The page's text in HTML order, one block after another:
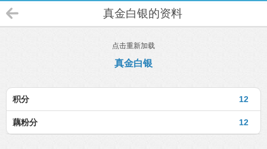
真金白银的资料
点击重新加载
真金白银
12
积分
12
藕粉分